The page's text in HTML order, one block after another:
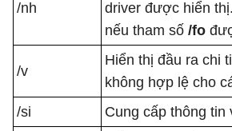
/nh
driver được hiển
nếu tham số /fo
/v
Hiển thị đầu ra chi
không hợp lệ cho
/si
Cung cấp thông tin